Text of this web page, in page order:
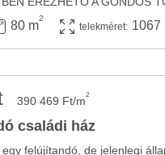
80 m
2
telekméret: 1067
390 469 Ft/m2
családi ház